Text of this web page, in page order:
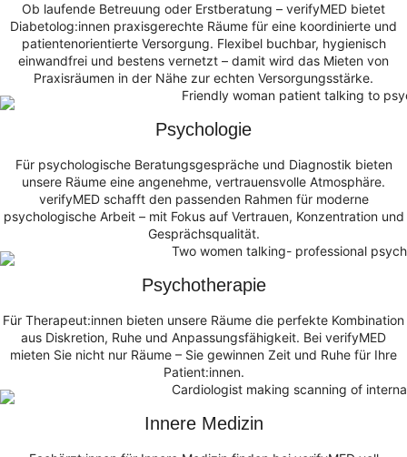
Ob laufende Betreuung oder Erstberatung – verifyMED bietet
Diabetolog:innen praxisgerechte Räume für eine koordinierte und
patientenorientierte Versorgung. Flexibel buchbar, hygienisch
einwandfrei und bestens vernetzt – damit wird das Mieten von
Praxisräumen in der Nähe zur echten Versorgungsstärke.
Psychologie
Für psychologische Beratungsgespräche und Diagnostik bieten
unsere Räume eine angenehme, vertrauensvolle Atmosphäre.
verifyMED schafft den passenden Rahmen für moderne
psychologische Arbeit – mit Fokus auf Vertrauen, Konzentration und
Gesprächsqualität.
Psychotherapie
Für Therapeut:innen bieten unsere Räume die perfekte Kombination
aus Diskretion, Ruhe und Anpassungsfähigkeit. Bei verifyMED
mieten Sie nicht nur Räume – Sie gewinnen Zeit und Ruhe für Ihre
Patient:innen.
Innere Medizin